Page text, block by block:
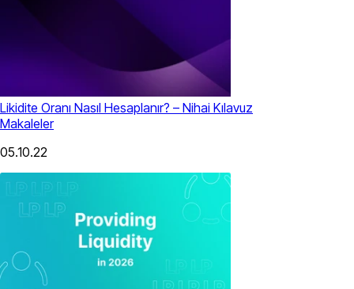
Likidite Oranı Nasıl Hesaplanır? – Nihai Kılavuz
Makaleler
05.10.22